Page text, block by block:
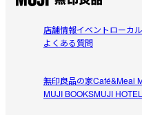
店舗情報イベントローカ
よくある質問
無印良品の家Café&Meal
MUJI BOOKSMUJI HOTEL